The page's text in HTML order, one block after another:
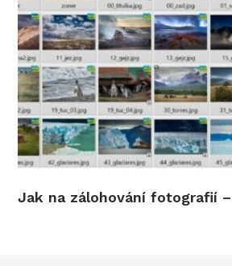
Jak na zálohování fotografií